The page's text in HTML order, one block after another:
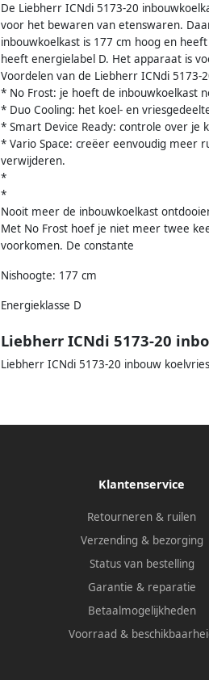
De Liebherr ICNdi 5173-20
voor het bewaren van etenswaren.
inbouwkoelkast is 177 cm hoog en
heeft energielabel D. Het apparaat is
Voordelen van de Liebherr ICNdi 5173-
* No Frost: je hoeft de inbouwkoelkast
* Duo Cooling: het koel- en
* Smart Device Ready: controle over je
* Vario Space: creëer eenvoudig meer
verwijderen.
*
*
Nooit meer de inbouwkoelkast
Met No Frost hoef je niet meer twee
voorkomen. De constante
Nishoogte: 177 cm
Energieklasse D
Liebherr ICNdi 5173-20
Liebherr ICNdi 5173-20 inbouw
Klantenservice
Retourneren & ruilen
Verzending & bezorging
Status van bestelling
Garantie & reparatie
Betaalmogelijkheden
Voorraad &